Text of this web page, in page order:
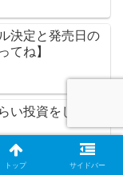
決定と発売日の
てね】
い投資をしてい
トップ サイドバー